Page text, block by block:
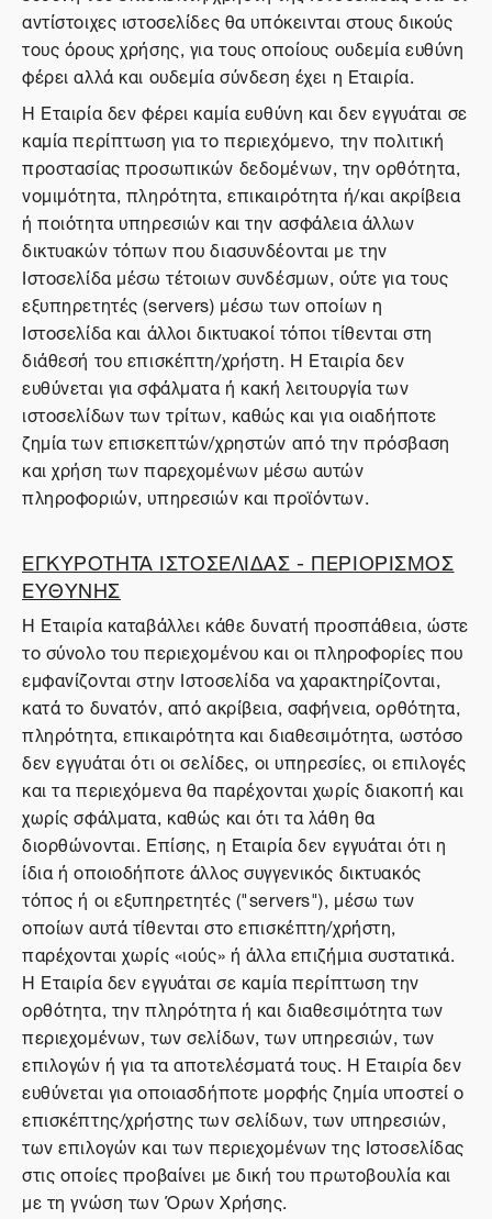
αντίστοιχες ιστοσελίδες θα υπόκεινται στους δικούς
τους όρους χρήσης, για τους οποίους ουδεμία ευθύνη
φέρει αλλά και ουδεμία σύνδεση έχει η Εταιρία.
Η Εταιρία δεν φέρει καμία ευθύνη και δεν εγγυάται σε
καμία περίπτωση για το περιεχόμενο, την πολιτική
προστασίας προσωπικών δεδομένων, την ορθότητα,
νομιμότητα, πληρότητα, επικαιρότητα ή/και ακρίβεια
ή ποιότητα υπηρεσιών και την ασφάλεια άλλων
δικτυακών τόπων που διασυνδέονται με την
Ιστοσελίδα μέσω τέτοιων συνδέσμων, ούτε για τους
εξυπηρετητές (servers) μέσω των οποίων η
Ιστοσελίδα και άλλοι δικτυακοί τόποι τίθενται στη
διάθεσή του επισκέπτη/χρήστη. Η Εταιρία δεν
ευθύνεται για σφάλματα ή κακή λειτουργία των
ιστοσελίδων των τρίτων, καθώς και για οιαδήποτε
ζημία των επισκεπτών/χρηστών από την πρόσβαση
και χρήση των παρεχομένων μέσω αυτών
πληροφοριών, υπηρεσιών και προϊόντων.
ΕΓΚΥΡΟΤΗΤΑ ΙΣΤΟΣΕΛΙΔΑΣ - ΠΕΡΙΟΡΙΣΜΟΣ
ΕΥΘΥΝΗΣ
Η Εταιρία καταβάλλει κάθε δυνατή προσπάθεια, ώστε
το σύνολο του περιεχομένου και οι πληροφορίες που
εμφανίζονται στην Ιστοσελίδα να χαρακτηρίζονται,
κατά το δυνατόν, από ακρίβεια, σαφήνεια, ορθότητα,
πληρότητα, επικαιρότητα και διαθεσιμότητα, ωστόσο
δεν εγγυάται ότι οι σελίδες, οι υπηρεσίες, οι επιλογές
και τα περιεχόμενα θα παρέχονται χωρίς διακοπή και
χωρίς σφάλματα, καθώς και ότι τα λάθη θα
διορθώνονται. Επίσης, η Εταιρία δεν εγγυάται ότι η
ίδια ή οποιοδήποτε άλλος συγγενικός δικτυακός
τόπος ή οι εξυπηρετητές ("servers"), μέσω των
οποίων αυτά τίθενται στο επισκέπτη/χρήστη,
παρέχονται χωρίς «ιούς» ή άλλα επιζήμια συστατικά.
Η Εταιρία δεν εγγυάται σε καμία περίπτωση την
ορθότητα, την πληρότητα ή και διαθεσιμότητα των
περιεχομένων, των σελίδων, των υπηρεσιών, των
επιλογών ή για τα αποτελέσματά τους. Η Εταιρία δεν
ευθύνεται για οποιασδήποτε μορφής ζημία υποστεί ο
επισκέπτης/χρήστης των σελίδων, των υπηρεσιών,
των επιλογών και των περιεχομένων της Ιστοσελίδας
στις οποίες προβαίνει με δική του πρωτοβουλία και
με τη γνώση των Όρων Χρήσης.